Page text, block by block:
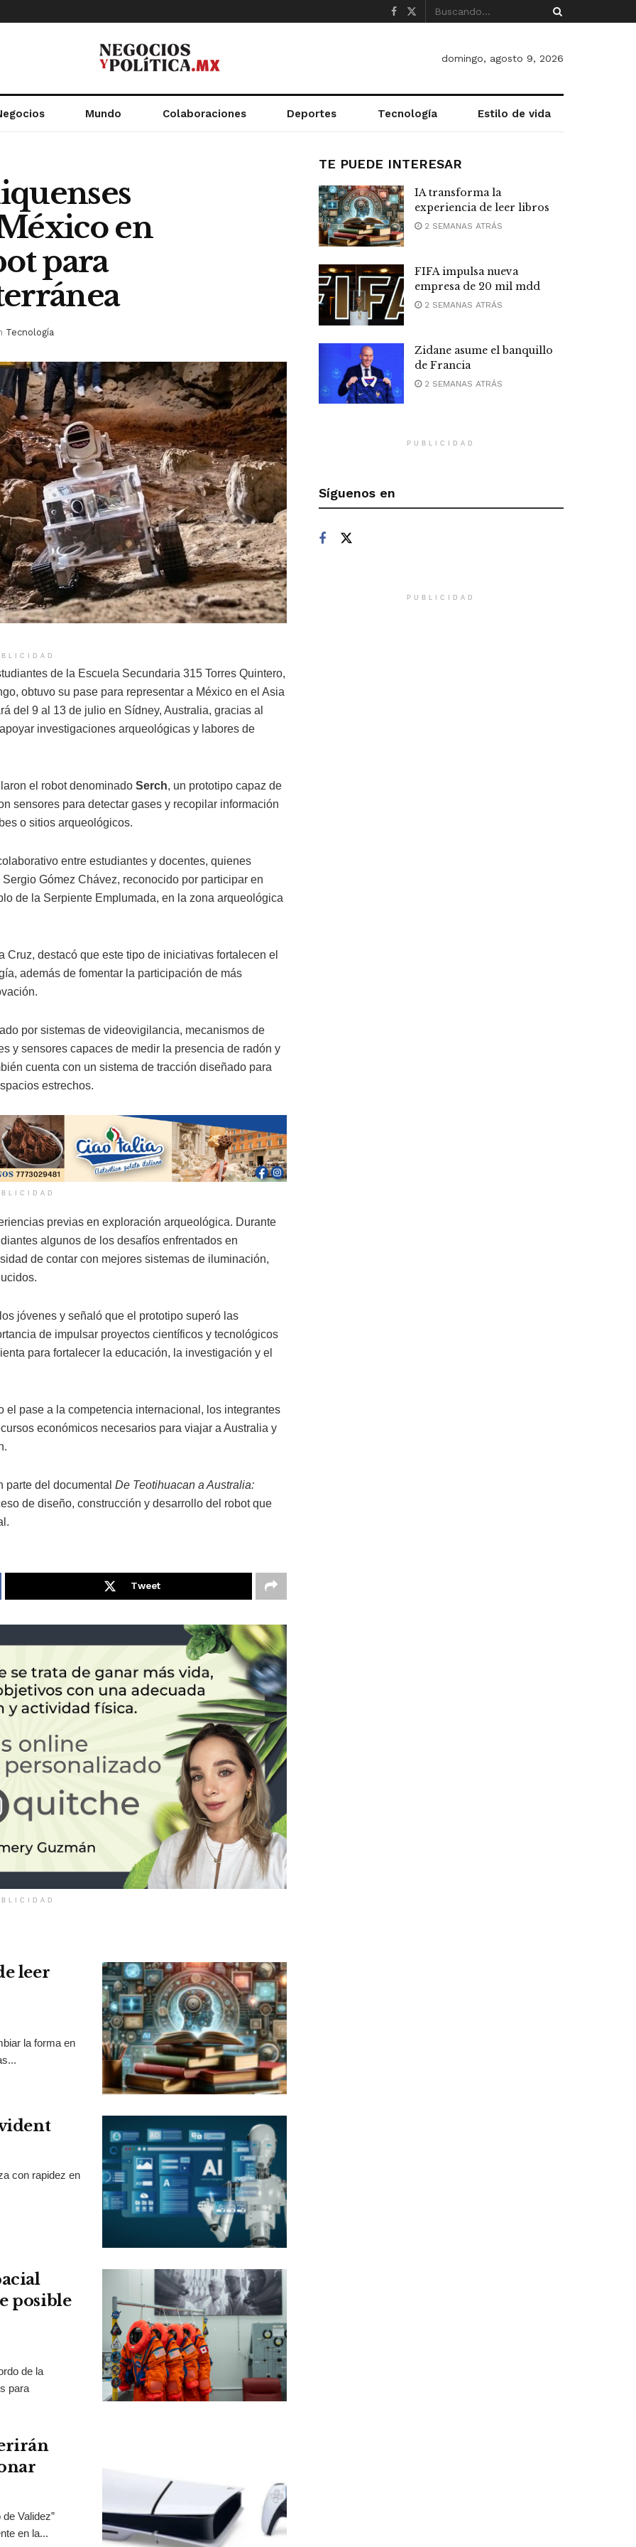
domingo, agosto 9, 2026
Mundo Colaboraciones Deportes Tecnología Estilo de vida
en
para
Tecnología
de la Escuela Secundaria 315 Torres Quintero,
obtuvo su pase para representar a México en el Asia
del 9 al 13 de julio en Sídney, Australia, gracias al
investigaciones arqueológicas y labores de
el robot denominado Serch, un prototipo capaz de
sensores para detectar gases y recopilar información
o sitios arqueológicos.
entre estudiantes y docentes, quienes
Gómez Chávez, reconocido por participar en
de la Serpiente Emplumada, en la zona arqueológica
destacó que este tipo de iniciativas fortalecen el
además de fomentar la participación de más
por sistemas de videovigilancia, mecanismos de
y sensores capaces de medir la presencia de radón y
cuenta con un sistema de tracción diseñado para
estrechos.
previas en exploración arqueológica. Durante
algunos de los desafíos enfrentados en
de contar con mejores sistemas de iluminación,
jóvenes y señaló que el prototipo superó las
de impulsar proyectos científicos y tecnológicos
para fortalecer la educación, la investigación y el
pase a la competencia internacional, los integrantes
económicos necesarios para viajar a Australia y
parte del documental De Teotihuacan a Australia:
de diseño, construcción y desarrollo del robot que
Tweet
leer
la forma en
con rapidez en
posible
de la
para
Validez”
en la...
TE PUEDE INTERESAR
IA transforma la
experiencia de leer libros
2 SEMANAS ATRÁS
FIFA impulsa nueva
empresa de 20 mil mdd
2 SEMANAS ATRÁS
Zidane asume el banquillo
de Francia
2 SEMANAS ATRÁS
PUBLICIDAD
Síguenos en
PUBLICIDAD